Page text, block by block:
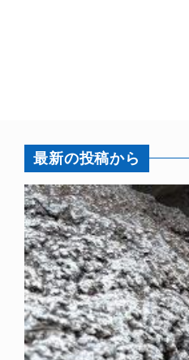
最新の投稿から